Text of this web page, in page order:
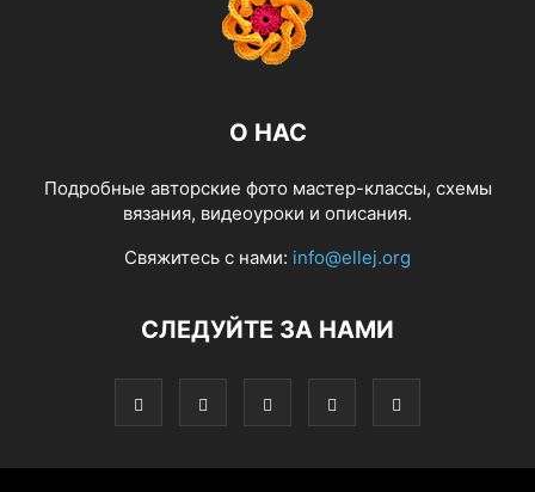
О НАС
Подробные авторские фото мастер-классы, схемы
вязания, видеоуроки и описания.
Свяжитесь с нами: info@ellej.org
СЛЕДУЙТЕ ЗА НАМИ